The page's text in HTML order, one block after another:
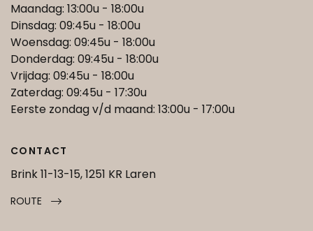
Maandag: 13:00u - 18:00u
Dinsdag: 09:45u - 18:00u
Woensdag: 09:45u - 18:00u
Donderdag: 09:45u - 18:00u
Vrijdag: 09:45u - 18:00u
Zaterdag: 09:45u - 17:30u
Eerste zondag v/d maand: 13:00u - 17:00u
CONTACT
Brink 11-13-15, 1251 KR Laren
ROUTE